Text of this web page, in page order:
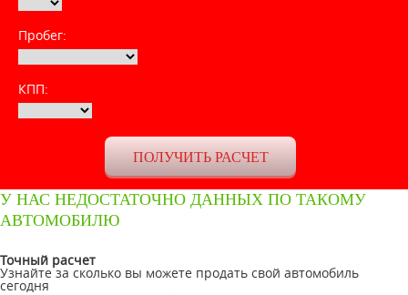
Пробег:
КПП:
У НАС НЕДОСТАТОЧНО ДАННЫХ ПО ТАКОМУ
АВТОМОБИЛЮ
Точный расчет
Узнайте за сколько вы можете продать свой автомобиль
сегодня